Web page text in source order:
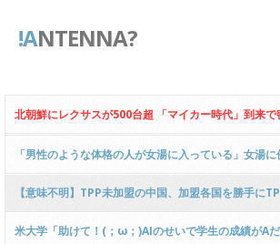
!ANTENNA?
北朝鮮にレクサスが500台超 「マイカー時代」到来
や交通渋滞も
「男性のような体格の人が女湯に入っている」女湯
捕 仙台
【意味不明】TPP未加盟の中国、加盟各国を勝手に
いた件
米大学「助けて！(；ω；)AIのせいで学生の成績がAだ